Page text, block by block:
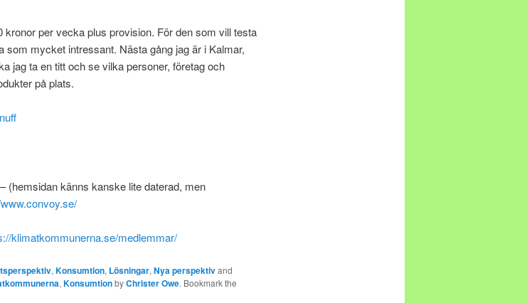
kronor per vecka plus provision. För den som vill testa
som mycket intressant. Nästa gång jag är i Kalmar,
jag ta en titt och se vilka personer, företag och
på plats.
(hemsidan känns kanske lite daterad, men
klimatkommunerna.se/medlemmar/
, Konsumtion, Lösningar, Nya perspektivand
, KonsumtionbyChrister Owe. Bookmark the